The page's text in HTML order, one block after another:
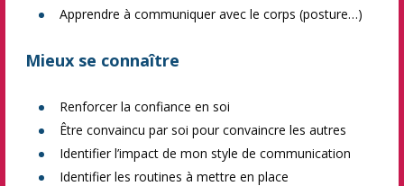
Apprendre à communiquer avec le corps (posture…)
Mieux se connaître
Renforcer la confiance en soi
Être convaincu par soi pour convaincre les autres
Identifier l’impact de mon style de communication
Identifier les routines à mettre en place